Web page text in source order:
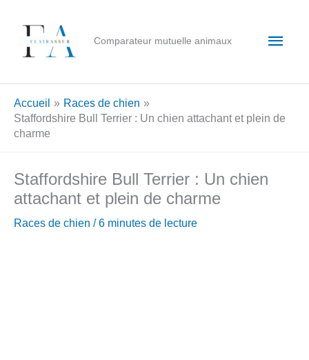
contenu
Comparateur mutuelle animaux
Accueil
Races de chien
Staffordshire Bull Terrier : Un chien attachant et plein de
charme
Staffordshire Bull Terrier : Un chien
attachant et plein de charme
Races de chien /6 minutes de lecture